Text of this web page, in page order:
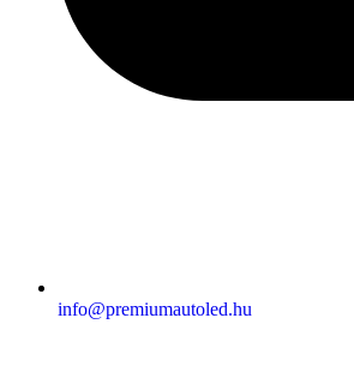
info@premiumautoled.hu